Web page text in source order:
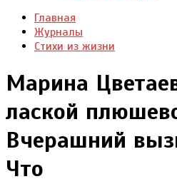
Главная
Журналы
Стихи из жизни
Марина
лаской
Вчерашний
Что